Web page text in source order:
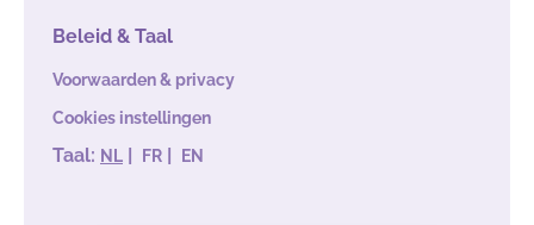
Beleid & Taal
Voorwaarden & privacy
Cookies instellingen
Taal: NL | FR | EN